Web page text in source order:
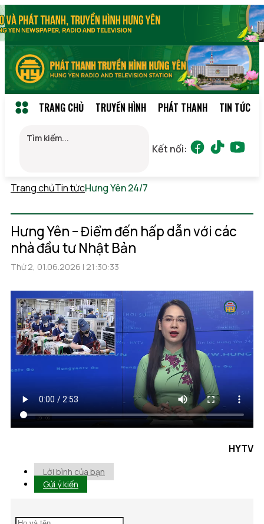
TRANG CHỦ TRUYỀN HÌNH PHÁT THANH TIN TỨC
Kết nối:
Trang chủTin tứcHưng Yên 24/7
Hưng Yên – Điểm đến hấp dẫn với các
nhà đầu tư Nhật Bản
Thứ 2, 01.06.2026 | 21:30:33
HYTV
Lời bình của bạn
Gửi ý kiến